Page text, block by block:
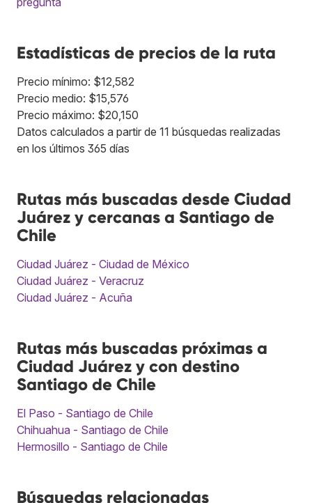
Estadísticas de precios de la ruta
Precio mínimo: $12,582
Precio medio: $15,576
Precio máximo: $20,150
Datos calculados a partir de 11 búsquedas realizadas
en los últimos 365 días
Rutas más buscadas desde Ciudad
Juárez y cercanas a Santiago de
Chile
Ciudad Juárez - Ciudad de México
Ciudad Juárez - Veracruz
Ciudad Juárez - Acuña
Rutas más buscadas próximas a
Ciudad Juárez y con destino
Santiago de Chile
El Paso - Santiago de Chile
Chihuahua - Santiago de Chile
Hermosillo - Santiago de Chile
Búsquedas relacionadas